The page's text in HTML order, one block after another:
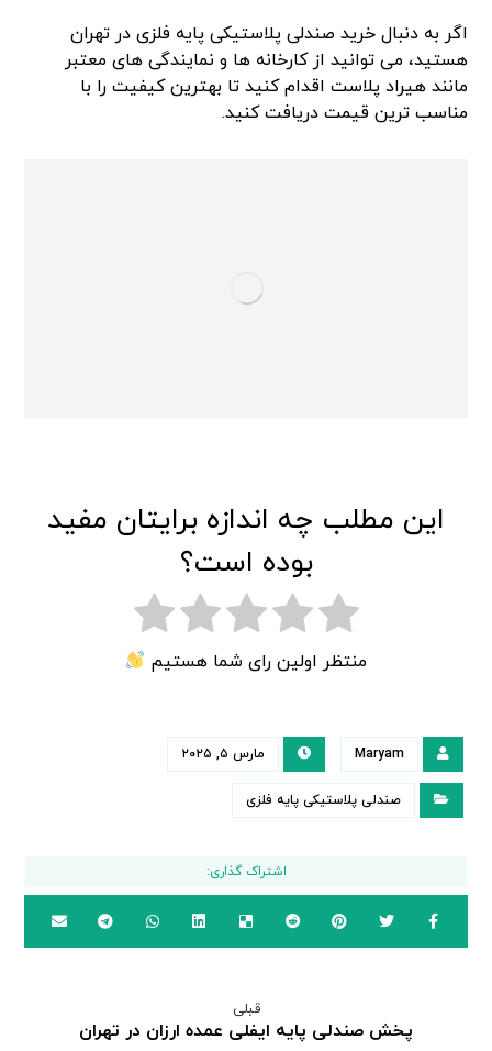
اگر به دنبال خرید صندلی پلاستیکی پایه فلزی در تهران
هستید، می توانید از کارخانه ها و نمایندگی های معتبر
مانند هیراد پلاست اقدام کنید تا بهترین کیفیت را با
مناسب ترین قیمت دریافت کنید.
این مطلب چه اندازه برایتان مفید
بوده است؟
منتظر اولین رای شما هستیم
Maryam مارس ۵, ۲۰۲۵
صندلی پلاستیکی پایه فلزی
قبلی
پخش صندلی پایه ایفلی عمده ارزان در تهران